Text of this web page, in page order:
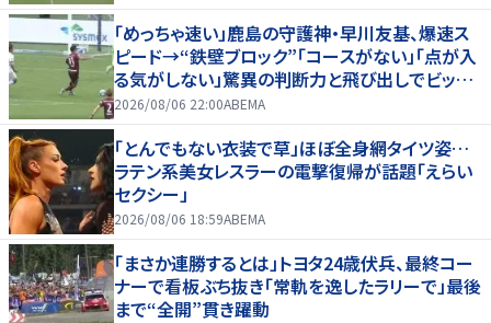
「めっちゃ速い」鹿島の守護神・早川友基、爆速ス
ピード→“鉄壁ブロック”「コースがない」「点が入
る気がしない」驚異の判断力と飛び出しでビッグ
セーブ
2026/08/06 22:00ABEMA
「とんでもない衣装で草」ほぼ全身網タイツ姿…
ラテン系美女レスラーの電撃復帰が話題「えらい
セクシー」
2026/08/06 18:59ABEMA
「まさか連勝するとは」トヨタ24歳伏兵、最終コー
ナーで看板ぶち抜き「常軌を逸したラリーで」最後
まで“全開”貫き躍動